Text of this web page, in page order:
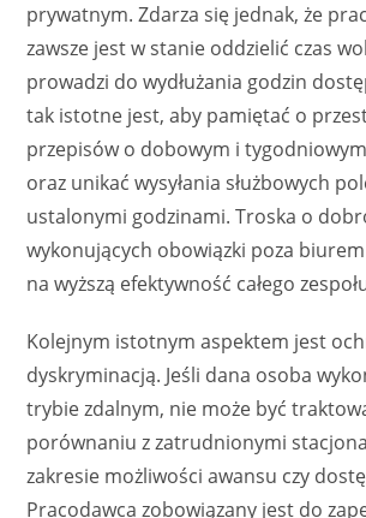
prywatnym. Zdarza się jednak, że
zawsze jest w stanie oddzielić czas
prowadzi do wydłużania godzin
tak istotne jest, aby pamiętać o
przepisów o dobowym i
oraz unikać wysyłania służbowych
ustalonymi godzinami. Troska o
wykonujących obowiązki poza biurem
na wyższą efektywność całego
Kolejnym istotnym aspektem jest
dyskryminacją. Jeśli dana osoba
trybie zdalnym, nie może być
porównaniu z zatrudnionymi
zakresie możliwości awansu czy
Pracodawca zobowiązany jest do